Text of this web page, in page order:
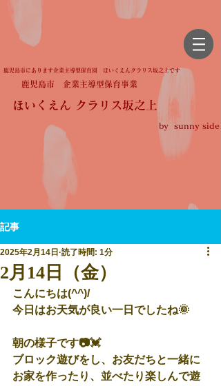
鹿児島市にあります企業主導型保育園 ほいくえんクラリス坂之上です
鹿児島市 企業主導型保育事業
ほいくえん クラリス坂之上
by sunny side
記事
2月14日（金）
2025年2月14日 読了時間: 1分
こんにちは(^^)/
今日はお天気が良い一日でしたね🌞
朝の様子です📷💓
ブロック遊びをし、お友だちと一緒に
お家を作ったり、並べたり楽しんで遊